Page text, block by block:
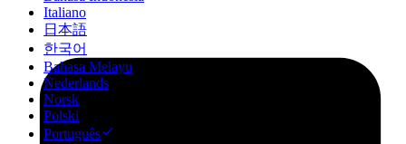
Italiano
日本語
한국어
Bahasa Melayu
Nederlands
Norsk
Polski
Português